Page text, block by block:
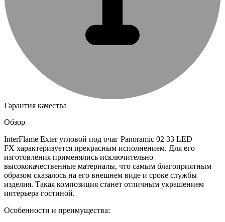
Гарантия качества
Обзор
InterFlame Exter угловой под очаг Panoramic 02 33 LED
FX характеризуется прекрасным исполнением. Для его
изготовления применялись исключительно
высококачественные материалы, что самым благоприятным
образом сказалось на его внешнем виде и сроке службы
изделия. Такая композиция станет отличным украшением
интерьера гостиной.
Особенности и преимущества: